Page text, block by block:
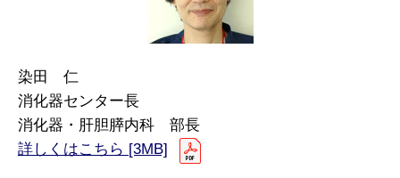
染田 仁
消化器センター長
消化器・肝胆膵内科 部長
詳しくはこちら [3MB]